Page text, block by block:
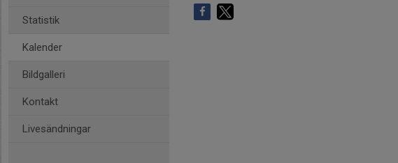
Statistik
Kalender
Bildgalleri
Kontakt
Livesändningar